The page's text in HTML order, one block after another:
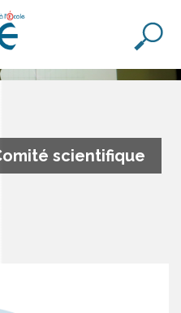
scientifique